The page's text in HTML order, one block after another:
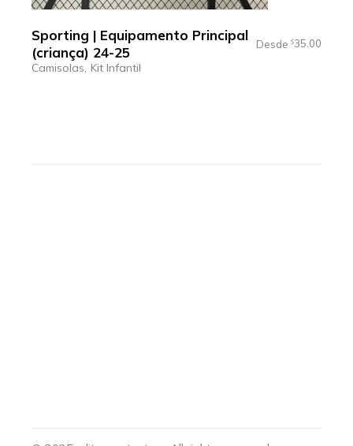
Sporting | Equipamento Principal
(criança) 24-25
Desde $35.00
Camisolas Kit Infantil